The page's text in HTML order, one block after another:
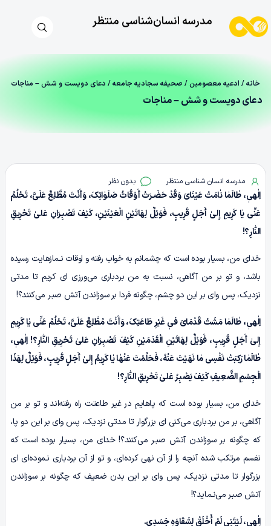
مدرسه انسان‌شناسی منتظر
خانه/ ادعیه معصومین/ صحیفه سجادیه جامعه/ دعای دویست‌ و شش – مناجات
دعای دویست‌ و شش – مناجات
مدرسه انسان شناسی منتظر بدون نظر
اِلٰهیٖ، طٰالَمٰا نٰامَتْ عَیْنَایَ وَقَدْ حَضَـرَتْ أَوْقَاتُ صَلَوٰاتِکَ، وَأَنْتَ مُطَّلِعٌ عَلَیَّ، تَحْلُمُ
عَنِّی یٰا کَرِیمِ إِلیٰ أَجَلٍ قَرِیبٍ، فَوَیْلٌ لِهَاتَیْنِ الْعَیْنَیْنِ، کَیْفَ تَصْبِـرَانِ عَلیٰ تَحْرِیقِ
النّٰارِ؟!
خدای من، بسیار بوده است که چشمانم به خواب رفته و اوقات نـمازهایت رسیده
باشد، و تو بر من آگاهی، نسبت به من بردباری می‌ورزی ای کریم تا مدتی
نزدیک، پس وای بر این دو چشم، چگونه فردا بر سوزاندن آتش صبـر می‌کنند؟!
اِلٰهیٖ، طٰالَمٰا مَشَتْ قَدْمَایَ فیٖ غَیْرِ طَاعَتِکَ، وَأَنْتَ مُطَّلِعٌ عَلَیَّ، تَحْلُمُ عَنِّی یٰا کَرِیمِ
إِلیٰ أَجَلٍ قَرِیبٍ، فَوَیْلٌ لِهَاتَیْنِ الْقَدَمَیْنِ کَیْفَ تَصْبِـرَانِ عَلیٰ تَحْرِیقِ النّٰارِ؟! اِلٰهیٖ،
طٰالَمٰا رَکِبَتْ نَفْسِی مٰا نَهَیْتَ عَنْهُ، فَحَلُمْتَ عَنْهٰا یٰا کَرِیمُ إِلیٰ أَجَلٍ قَرِیبٍ، فَوَیْلٌ لِهَذَا
الْجِسْمِ الضَّعِیفِ کَیْفَ یَصْبِـرُ عَلیٰ تَحْرِیقِ النّٰارِ؟!
خدای من، بسیار بوده است که پاهایم در غیر طاعتت راه رفته‌اند و تو بر من
آگاهی، بر من بردباری می‌کنی ای بزرگوار تا مدتی نزدیک، پس وای بر این دو پا،
که چگونه بر سوزاندن آتش صبـر می‌کنند؟! خدای من، بسیار بوده است که
نفسم مرتکب شده آنچه را از آن نهی کرده‌ای، و تو از آن بردباری نـموده‌ای ای
بزرگوار تا مدتی نزدیک، پس وای بر این بدن ضعیف که چگونه بر سوزاندن
آتش صبـر می‌نـماید؟!
اِلٰهیٖ، لَیْتَنِی لَمْ أُخْلَقْ لِشَقَاوَهِ جَسَدِی.